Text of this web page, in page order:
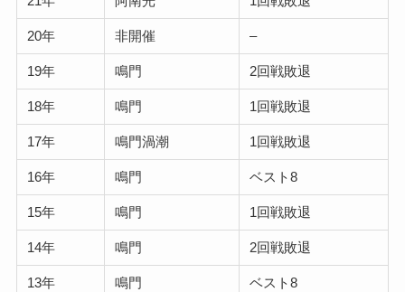
20年 非開催 –
19年 鳴門 2回戦敗退
18年 鳴門 1回戦敗退
17年 鳴門渦潮 1回戦敗退
16年 鳴門 ベスト8
15年 鳴門 1回戦敗退
14年 鳴門 2回戦敗退
13年 鳴門 ベスト8